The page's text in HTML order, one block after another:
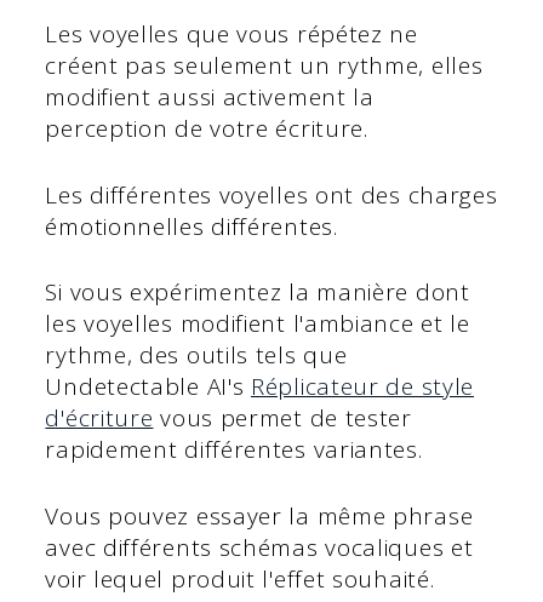
Les voyelles que vous répétez ne
créent pas seulement un rythme, elles
modifient aussi activement la
perception de votre écriture.
Les différentes voyelles ont des charges
émotionnelles différentes.
Si vous expérimentez la manière dont
les voyelles modifient l'ambiance et le
rythme, des outils tels que
Undetectable AI's Réplicateur de style
d'écriture vous permet de tester
rapidement différentes variantes.
Vous pouvez essayer la même phrase
avec différents schémas vocaliques et
voir lequel produit l'effet souhaité.